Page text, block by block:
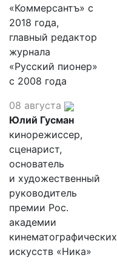
«Коммерсантъ» с
2018 года,
главный редактор
журнала
«Русский пионер»
с 2008 года
08 августа
Юлий Гусман
кинорежиссер,
сценарист,
основатель
и художественный
руководитель
премии Рос.
академии
кинематографических
искусств «Ника»